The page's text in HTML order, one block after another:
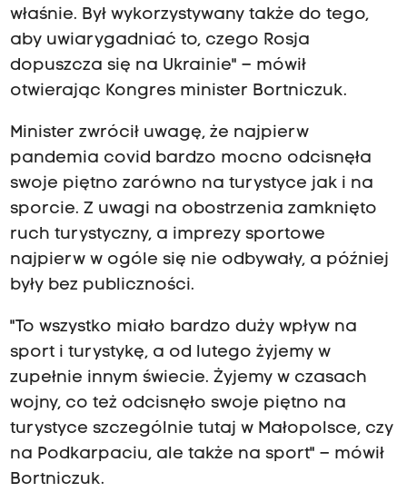
właśnie. Był wykorzystywany także do tego,
aby uwiarygadniać to, czego Rosja
dopuszcza się na Ukrainie" – mówił
otwierając Kongres minister Bortniczuk.
Minister zwrócił uwagę, że najpierw
pandemia covid bardzo mocno odcisnęła
swoje piętno zarówno na turystyce jak i na
sporcie. Z uwagi na obostrzenia zamknięto
ruch turystyczny, a imprezy sportowe
najpierw w ogóle się nie odbywały, a później
były bez publiczności.
"To wszystko miało bardzo duży wpływ na
sport i turystykę, a od lutego żyjemy w
zupełnie innym świecie. Żyjemy w czasach
wojny, co też odcisnęło swoje piętno na
turystyce szczególnie tutaj w Małopolsce, czy
na Podkarpaciu, ale także na sport" – mówił
Bortniczuk.